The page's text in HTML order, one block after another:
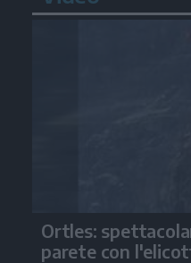
Ortles:
parete con